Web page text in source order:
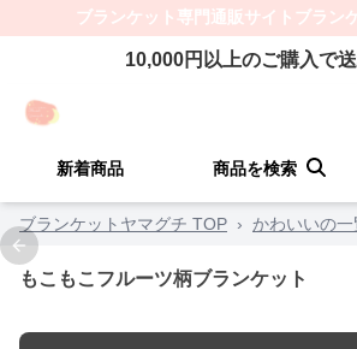
ブランケット 専門通販サイト ブラン
10,000円以上のご購入で
新着商品 商品を検索
ブランケットヤマグチ TOP › かわいいの一
Previous slide
もこもこフルーツ柄ブランケット